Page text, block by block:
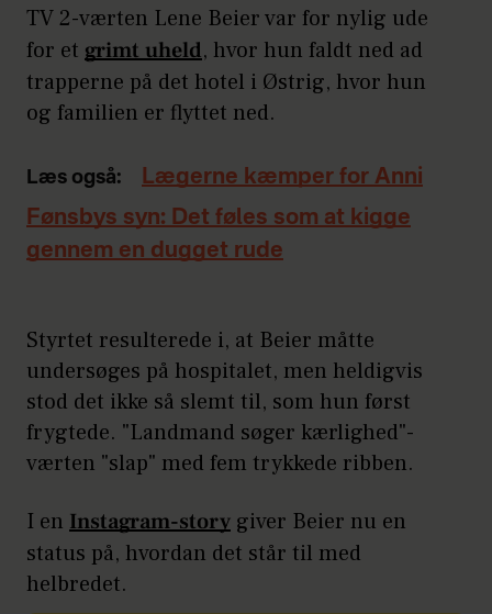
TV 2-værten Lene Beier var for nylig ude
for et grimt uheld, hvor hun faldt ned ad
trapperne på det hotel i Østrig, hvor hun
og familien er flyttet ned.
Læs også:
Lægerne kæmper for Anni
Fønsbys syn: Det føles som at kigge
gennem en dugget rude
Styrtet resulterede i, at Beier måtte
undersøges på hospitalet, men heldigvis
stod det ikke så slemt til, som hun først
frygtede. "Landmand søger kærlighed"-
værten "slap" med fem trykkede ribben.
I en Instagram-story giver Beier nu en
status på, hvordan det står til med
helbredet.